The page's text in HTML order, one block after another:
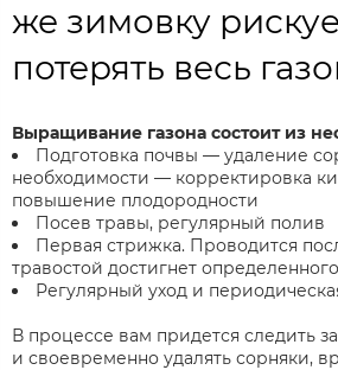
же зимовку
потерять весь
Выращивание газона состоит из
Подготовка почвы — удаление
необходимости — корректировка
повышение плодородности
Посев травы, регулярный полив
Первая стрижка. Проводится
травостой достигнет
Регулярный уход и
В процессе вам придется следить
и своевременно удалять сорняки,